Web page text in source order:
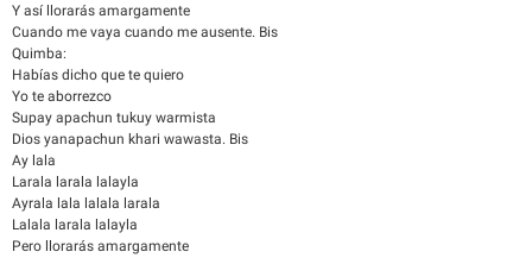
Y así llorarás amargamente
Cuando me vaya cuando me ausente. Bis
Quimba:
Habías dicho que te quiero
Yo te aborrezco
Supay apachun tukuy warmista
Dios yanapachun khari wawasta. Bis
Ay lala
Larala larala lalayla
Ayrala lala lalala larala
Lalala larala lalayla
Pero llorarás amargamente